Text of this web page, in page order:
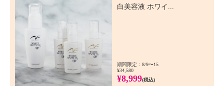
白美容液 ホワイ...
期間限定：8/9〜15
¥34,580
¥8,999(税込)